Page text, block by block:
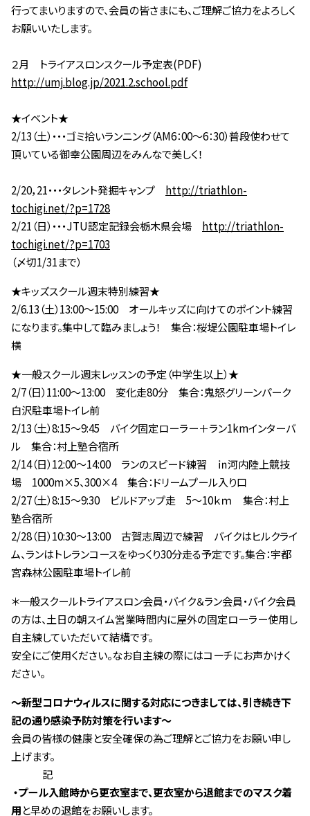
行ってまいりますので、会員の皆さまにも、ご理解ご協力をよろしく
お願いいたします。
２月 トライアスロンスクール予定表(PDF)
http://umj.blog.jp/2021.2.school.pdf
★イベント★
2/13（土）・・・ゴミ拾いランニング（AM6：00～6：30）普段使わせて
頂いている御幸公園周辺をみんなで美しく！
2/20，21・・・タレント発掘キャンプ http://triathlon-
tochigi.net/?p=1728
2/21（日）・・・JTU認定記録会栃木県会場 http://triathlon-
tochigi.net/?p=1703
（〆切1/31まで）
★キッズスクール週末特別練習★
2/6.13（土）13:00～15:00 オールキッズに向けてのポイント練習
になります。集中して臨みましょう！ 集合：桜堤公園駐車場トイレ
横
★一般スクール週末レッスンの予定（中学生以上）★
2/7（日）11:00～13:00 変化走80分 集合：鬼怒グリーンパーク
白沢駐車場トイレ前
2/13（土）8:15～9:45 バイク固定ローラー＋ラン1kmインターバ
ル 集合：村上塾合宿所
2/14（日）12:00～14:00 ランのスピード練習 ㏌河内陸上競技
場 1000m×5、300×4 集合：ドリームプール入り口
2/27（土）8:15～9:30 ビルドアップ走 5～10ｋｍ 集合：村上
塾合宿所
2/28（日）10:30～13:00 古賀志周辺で練習 バイクはヒルクライ
ム、ランはトレランコースをゆっくり30分走る予定です。集合：宇都
宮森林公園駐車場トイレ前
＊一般スクールトライアスロン会員・バイク＆ラン会員・バイク会員
の方は、土日の朝スイム営業時間内に屋外の固定ローラー使用し
自主練していただいて結構です。
安全にご使用ください。なお自主練の際にはコーチにお声かけく
ださい。
～新型コロナウィルスに関する対応につきましては、引き続き下
記の通り感染予防対策を行います～
会員の皆様の健康と安全確保の為ご理解とご協力をお願い申し
上げます。
記
・プール入館時から更衣室まで、更衣室から退館までのマスク着
用と早めの退館をお願いします。